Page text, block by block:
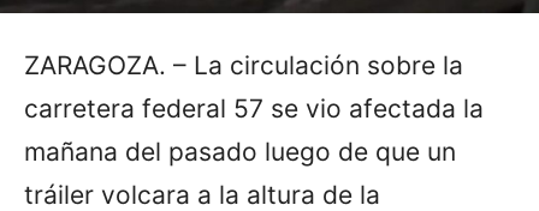
ZARAGOZA. – La circulación sobre la
carretera federal 57 se vio afectada la
mañana del pasado luego de que un
tráiler volcara a la altura de la